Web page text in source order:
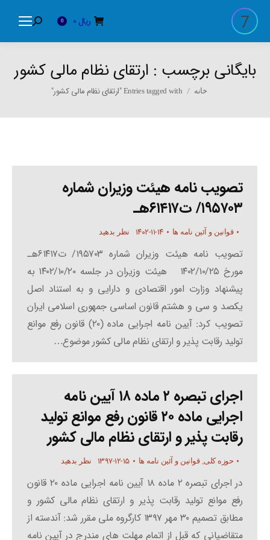
ریال 0
Search:
بایگانی برچسب : ارتقای نظام مالی کشور
You are here:
خانه Entries tagged with "ارتقای نظام مالی کشور"
تصویب نامه هیئت وزیران شماره
۱۹۵۷۰۳/ ت۶۱۴۱۷هـ
قوانین و آئین نامه ها ۱۴۰۲-۱۱-۱۴ نظر بدهید
تصویب نامه هیئت وزیران شماره ۱۹۵۷۰۳/ ت۶۱۴۱۷هـ
مورخ ۱۴۰۲/۱۰/۲۵ هیئت وزیران در جلسه ۱۴۰۲/۱۰/۲۰ به
پیشنهاد وزارت امور اقتصادی و دارایی و به استناد اصل
یکصد و سی و هشتم قانون اساسی جمهوری اسلامی ایران
تصویب کرد: آیین نامه اجرایی ماده (۲۰) قانون رفع موانع
تولید رقابت پذیر و ارتقای نظام مالی کشور موضوع…
اجرای تبصره ۲ ماده ۱۸ آیین نامه
اجرایی ماده ۲۰ قانون رفع موانع تولید
رقابت پذیر و ارتقای نظام مالی کشور
حوزه کلی,قوانین و آئین نامه ها ۱۳۹۷-۱۲-۱۵ نظر بدهید
در اجرای تبصره ۲ ماده ۱۸ آیین نامه اجرایی ماده ۲۰ قانون
رفع موانع تولید رقابت پذیر و ارتقای نظام مالی کشور و
مطابق تصمیم ۳۰ مهر ۱۳۹۷ کارگروه ملی مقرر شد: آندسته از
متقاضیانی که قبل از اتمام مهلت های مندرج در آیین نامه